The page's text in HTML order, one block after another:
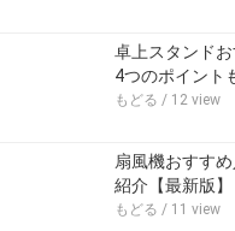
卓上スタンド
4つのポイント
もどる / 12 view
扇風機おすす
紹介【最新版】
もどる / 11 view